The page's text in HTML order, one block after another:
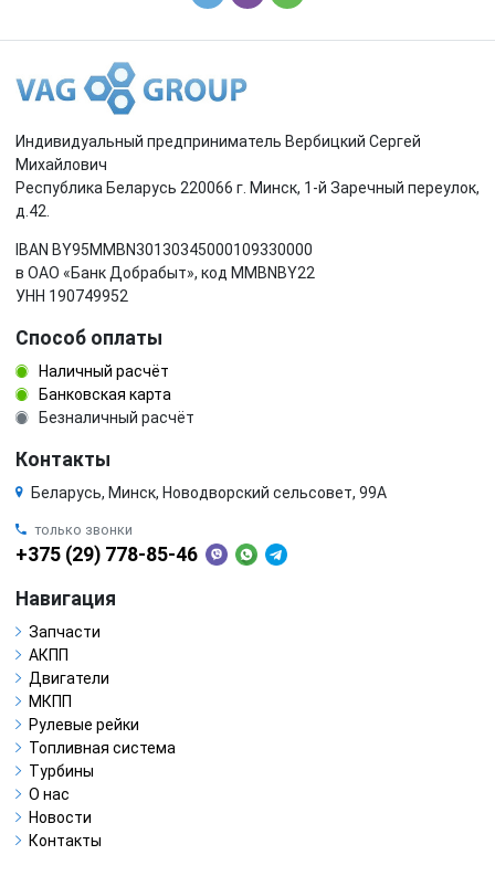
Индивидуальный предприниматель Вербицкий Сергей
Михайлович
Республика Беларусь 220066 г. Минск, 1-й Заречный переулок,
д.42.
IBAN BY95MMBN30130345000109330000
в ОАО «Банк Добрабыт», код MMBNBY22
УНН 190749952
Способ оплаты
Наличный расчёт
Банковская карта
Безналичный расчёт
Контакты
Беларусь, Минск, Новодворский сельсовет, 99А
только звонки
+375 (29) 778-85-46
Навигация
Запчасти
АКПП
Двигатели
МКПП
Рулевые рейки
Топливная система
Турбины
О нас
Новости
Контакты